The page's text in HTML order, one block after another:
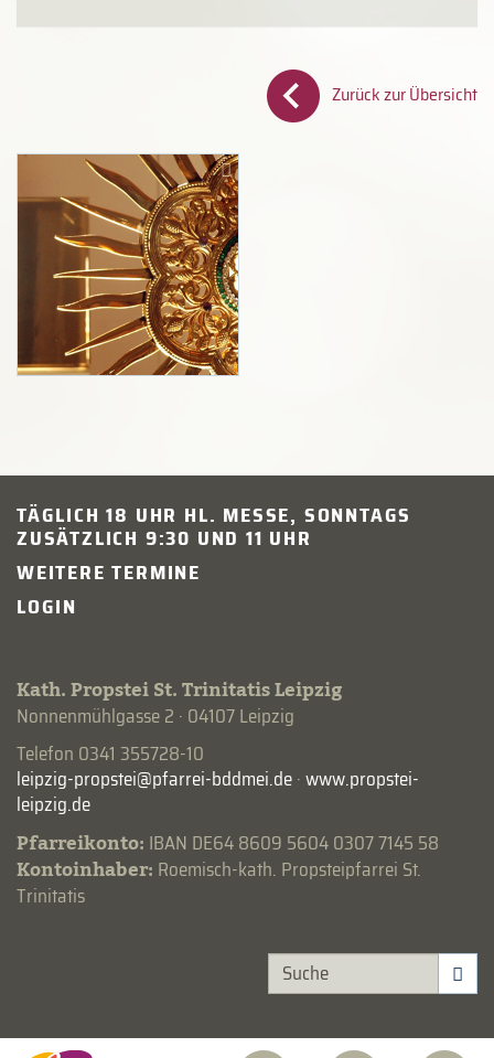
Zurück zur Übersicht
TÄGLICH 18 UHR HL. MESSE, SONNTAGS
ZUSÄTZLICH 9:30 UND 11 UHR
WEITERE TERMINE
LOGIN
Kath. Propstei St. Trinitatis Leipzig
Nonnenmühlgasse 2 · 04107 Leipzig
Telefon 0341 355728-10
·www.propstei-
leipzig.de
Pfarreikonto: IBAN DE64 8609 5604 0307 7145 58
Kontoinhaber: Roemisch-kath. Propsteipfarrei St.
Trinitatis